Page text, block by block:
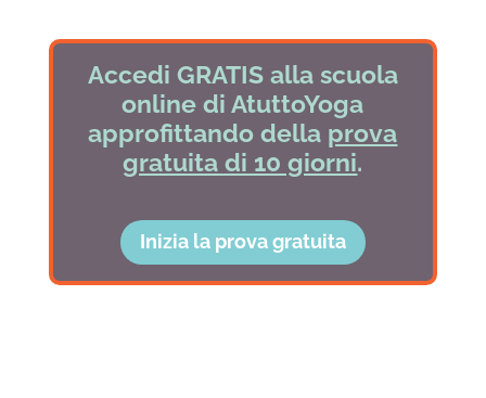
Accedi GRATIS alla scuola
online di AtuttoYoga
approfittando della prova
gratuita di 10 giorni.
Inizia la prova gratuita